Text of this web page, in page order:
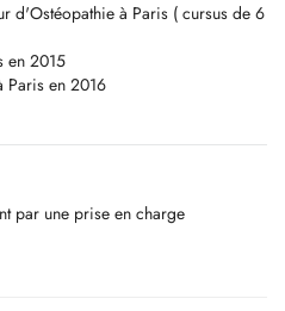
d'Ostéopathie à Paris ( cursus de 6
en 2015
Paris en 2016
par une prise en charge